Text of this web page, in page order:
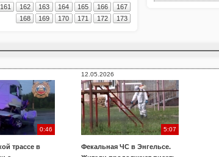
161 162 163 164 165 166
167
168
169 170 171 172 173
0:46
трассе в
12.05.2026
5:07
Фекальная ЧС в Энгельсе.